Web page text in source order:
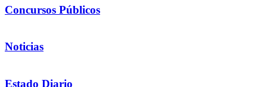
Concursos Públicos
Noticias
Estado Diario